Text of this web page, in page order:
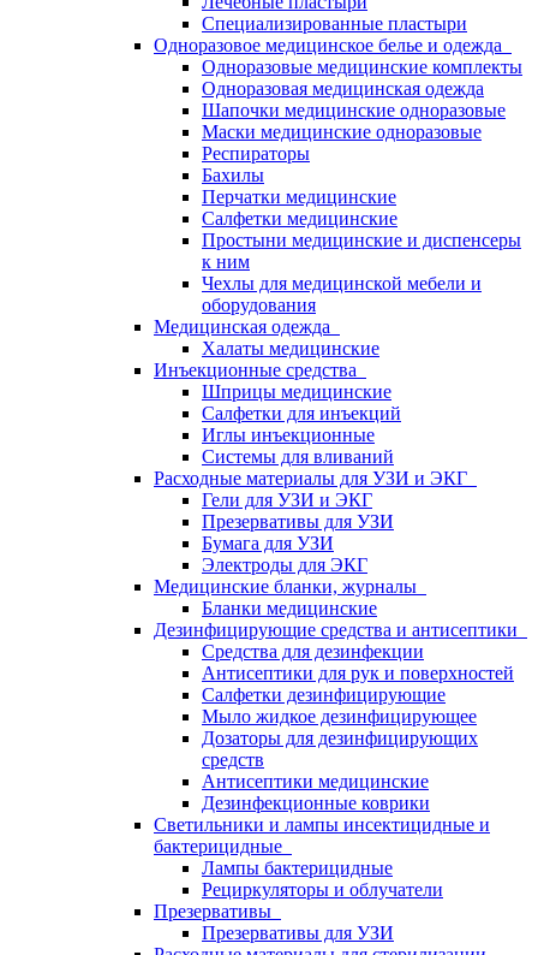
Специализированные пластыри
Одноразовое медицинское белье и одежда
Одноразовые медицинские комплекты
Одноразовая медицинская одежда
Шапочки медицинские одноразовые
Маски медицинские одноразовые
Респираторы
Бахилы
Перчатки медицинские
Салфетки медицинские
Простыни медицинские и диспенсеры
к ним
Чехлы для медицинской мебели и
оборудования
Медицинская одежда
Халаты медицинские
Инъекционные средства
Шприцы медицинские
Салфетки для инъекций
Иглы инъекционные
Системы для вливаний
Расходные материалы для УЗИ и ЭКГ
Гели для УЗИ и ЭКГ
Презервативы для УЗИ
Бумага для УЗИ
Электроды для ЭКГ
Медицинские бланки, журналы
Бланки медицинские
Дезинфицирующие средства и антисептики
Средства для дезинфекции
Антисептики для рук и поверхностей
Салфетки дезинфицирующие
Мыло жидкое дезинфицирующее
Дозаторы для дезинфицирующих
средств
Антисептики медицинские
Дезинфекционные коврики
Светильники и лампы инсектицидные и
бактерицидные
Лампы бактерицидные
Рециркуляторы и облучатели
Презервативы
Презервативы для УЗИ